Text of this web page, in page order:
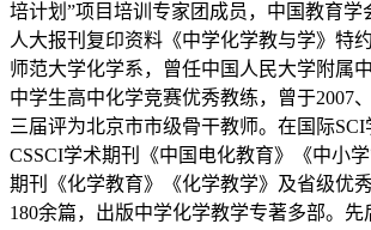
培计划”项目培训专家团成员，中国教育学
人大报刊复印资料《中学化学教与学》特
师范大学化学系，曾任中国人民大学附属
中学生高中化学竞赛优秀教练，曾于2007
三届评为北京市市级骨干教师。在国际SCI
CSSCI学术期刊《中国电化教育》《中小
期刊《化学教育》《化学教学》及省级优
180余篇，出版中学化学教学专著多部。先